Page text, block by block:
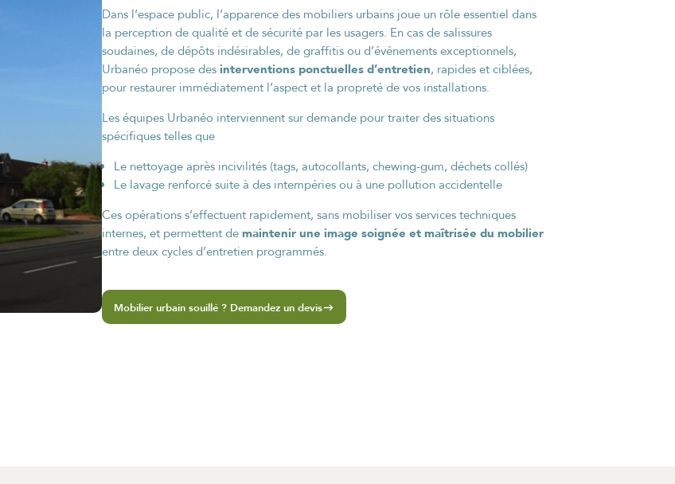
Dans l’espace public, l’apparence des mobiliers urbains joue un rôle essentiel dans
la perception de qualité et de sécurité par les usagers. En cas de salissures
soudaines, de dépôts indésirables, de graffitis ou d’événements exceptionnels,
Urbanéo propose desinterventions ponctuelles d’entretien, rapides et ciblées,
pour restaurer immédiatement l’aspect et la propreté de vos installations.
Les équipes Urbanéo interviennent sur demande pour traiter des situations
spécifiques telles que
Le nettoyage après incivilités (tags, autocollants, chewing-gum, déchets collés)
Le lavage renforcé suite à des intempéries ou à une pollution accidentelle
Ces opérations s’effectuent rapidement, sans mobiliser vos services techniques
internes, et permettent demaintenir une image soignée et maîtrisée du mobilier
entre deux cycles d’entretien programmés.
Mobilier urbain souillé ? Demandez un devis